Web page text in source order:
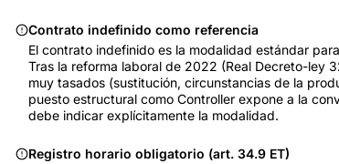
Contrato indefinido como referencia
El contrato indefinido es la modalidad estándar
Tras la reforma laboral de 2022 (Real Decreto-ley
muy tasados (sustitución, circunstancias de la
puesto estructural como Controller expone a la
debe indicar explícitamente la modalidad.
Registro horario obligatorio (art. 34.9 ET)